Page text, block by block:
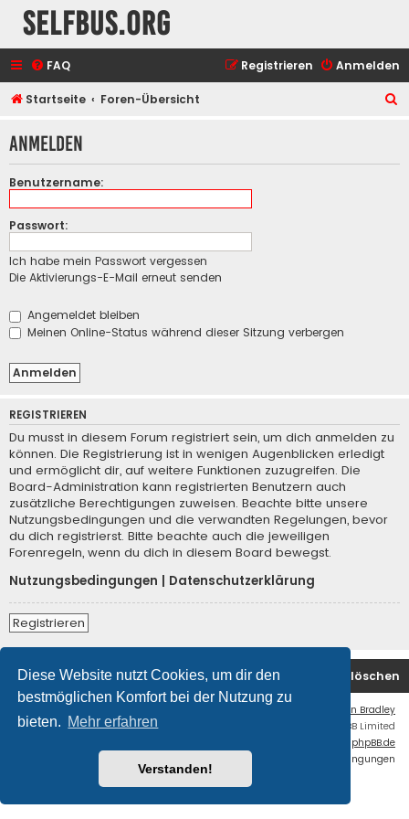
Diese Website nutzt Cookies, um dir den
bestmöglichen Komfort bei der Nutzung zu
bieten. Mehr erfahren
Verstanden!
selfbus.org
FAQ Anmelden
Registrieren
Startseite Foren-Übersicht
h
Anmelden
Benutzername:
Passwort:
Ich habe mein Passwort vergessen
Die Aktivierungs-E-Mail erneut senden
Angemeldet bleiben
Meinen Online-Status während dieser Sitzung verbergen
REGISTRIEREN
Du musst in diesem Forum registriert sein, um dich anmelden zu
können. Die Registrierung ist in wenigen Augenblicken erledigt
und ermöglicht dir, auf weitere Funktionen zuzugreifen. Die
Board-Administration kann registrierten Benutzern auch
zusätzliche Berechtigungen zuweisen. Beachte bitte unsere
Nutzungsbedingungen und die verwandten Regelungen, bevor
du dich registrierst. Bitte beachte auch die jeweiligen
Forenregeln, wenn du dich in diesem Board bewegst.
Nutzungsbedingungen
Datenschutzerklärung
Registrieren
Startseite Foren-Übersicht Alle Cookies löschen
Ian Bradley
Powered by
® Forum Software © phpBB Limited
phpBB.de
Nutzungsbedingungen